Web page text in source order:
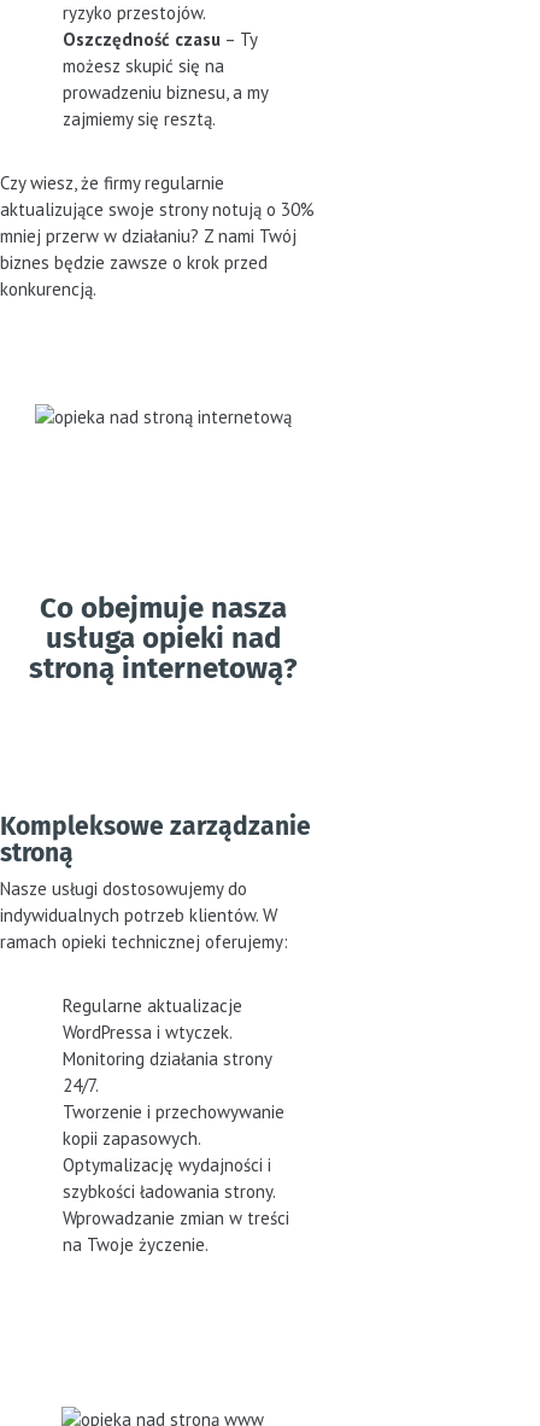
ryzyko przestojów.
Oszczędność czasu – Ty
możesz skupić się na
prowadzeniu biznesu, a my
zajmiemy się resztą.
Czy wiesz, że firmy regularnie
aktualizujące swoje strony notują o 30%
mniej przerw w działaniu? Z nami Twój
biznes będzie zawsze o krok przed
konkurencją.
Co obejmuje nasza
usługa opieki nad
stroną internetową?
Kompleksowe zarządzanie
stroną
Nasze usługi dostosowujemy do
indywidualnych potrzeb klientów. W
ramach opieki technicznej oferujemy:
Regularne aktualizacje
WordPressa i wtyczek.
Monitoring działania strony
24/7.
Tworzenie i przechowywanie
kopii zapasowych.
Optymalizację wydajności i
szybkości ładowania strony.
Wprowadzanie zmian w treści
na Twoje życzenie.